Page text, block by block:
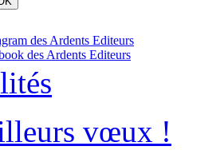
vœux !